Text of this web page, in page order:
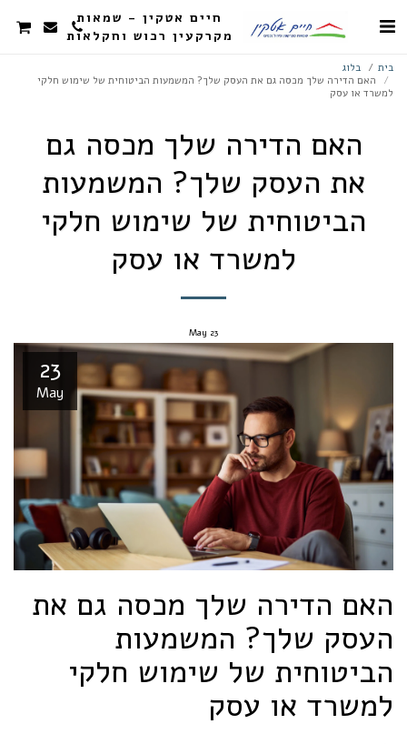
חיים אטקין - שמאות
מקרקעין רכוש וחקלאות
בית
בלוג
האם הדירה שלך מכסה גם את העסק שלך? המשמעות הביטוחית של שימוש חלקי
למשרד או עסק
האם הדירה שלך מכסה גם
את העסק שלך? המשמעות
הביטוחית של שימוש חלקי
למשרד או עסק
23
May
23
May
האם הדירה שלך מכסה גם את
העסק שלך? המשמעות
הביטוחית של שימוש חלקי
למשרד או עסק